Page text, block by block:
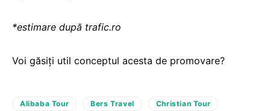
*estimare după trafic.ro
Voi găsiţi util conceptul acesta de promovare?
Alibaba Tour Bers Travel Christian Tour